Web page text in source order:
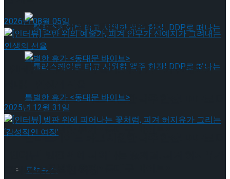
롤러스케이트 타고 시원한 맥주 한잔! DDP로 떠
나는 특별한 휴가 <동대문 바이브>
포토뉴스
뮤지컬 배우와의 콜라보 제품 판매
롤러스케이트 타고 시원한 맥주 한잔! DDP로 떠
나는 특별한 휴가 <동대문 바이브>
2026년 08월 05일
[인터뷰] 은반 위의 예술가, 피겨 안무가 신예지가 그
2025년 12월 31일
그리는 ‘감성적인 여정’